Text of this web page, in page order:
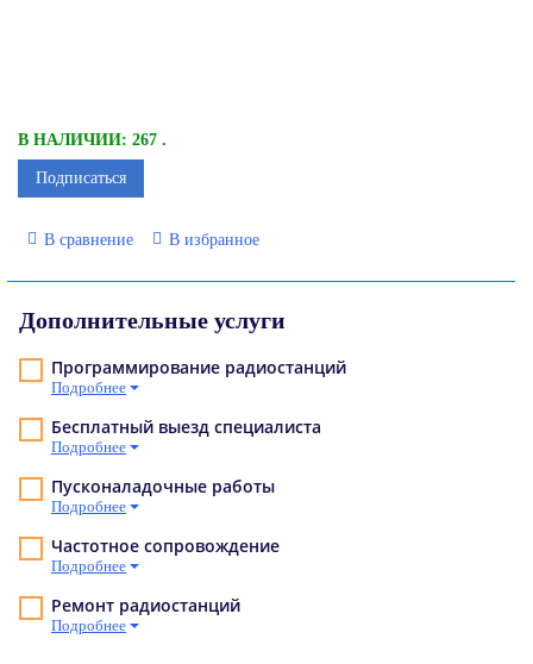
В НАЛИЧИИ: 267 .
Подписаться
В сравнение В избранное
Дополнительные услуги
Программирование радиостанций
Подробнее
Бесплатный выезд специалиста
Подробнее
Пусконаладочные работы
Подробнее
Частотное сопровождение
Подробнее
Ремонт радиостанций
Подробнее